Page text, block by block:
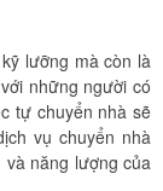
lưỡng mà còn là
những người có
tự chuyển nhà sẽ
vụ chuyển nhà
năng lượng của